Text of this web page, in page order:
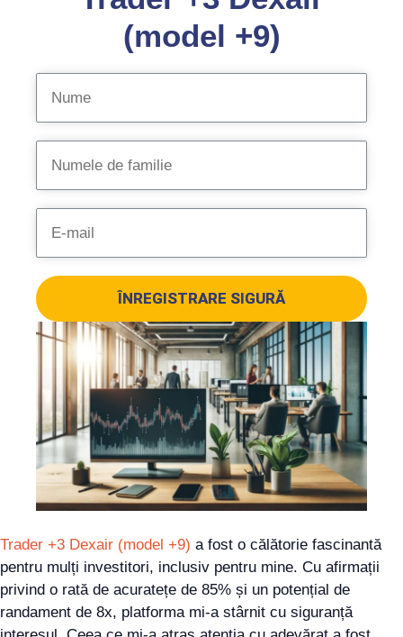
(model +9)
ÎNREGISTRARE SIGURĂ
Trader +3 Dexair (model +9) a fost o călătorie fascinantă
pentru mulți investitori, inclusiv pentru mine. Cu afirmații
privind o rată de acuratețe de 85% și un potențial de
randament de 8x, platforma mi-a stârnit cu siguranță